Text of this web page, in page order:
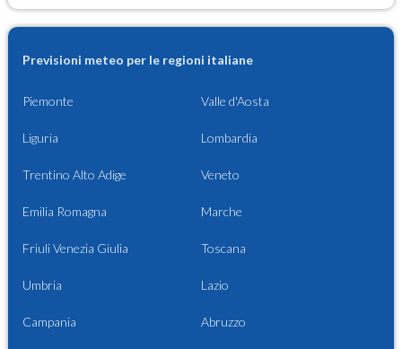
Previsioni meteo per le regioni italiane
Piemonte Valle d'Aosta
Liguria Lombardia
Trentino Alto Adige Veneto
Emilia Romagna Marche
Friuli Venezia Giulia Toscana
Umbria Lazio
Campania Abruzzo